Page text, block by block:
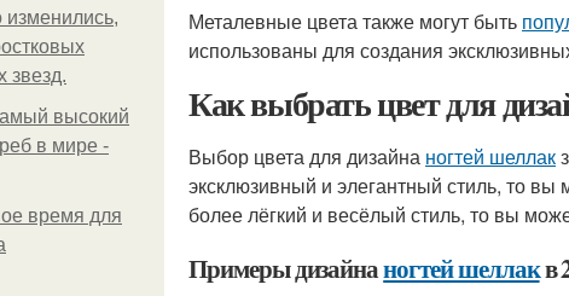
звезд.
высокий
в мире -
время для
Металевные цвета также могут быть
использованы для создания
Как выбрать цвет для
Выбор цвета для дизайна ногтей шеллак
эксклюзивный и элегантный стиль, то
более лёгкий и весёлый стиль, то вы
Примеры дизайнаногтей шеллакв